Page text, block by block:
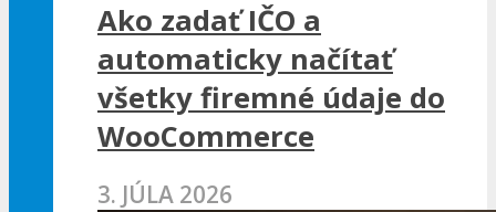
Ako zadať IČO a
automaticky načítať
všetky firemné údaje do
WooCommerce
3. JÚLA 2026